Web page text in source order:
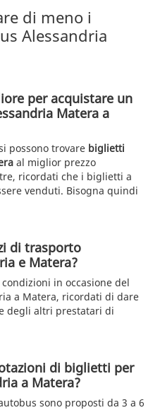
di meno i
Alessandria
per acquistare un
Matera a
possono trovare biglietti
al miglior prezzo
ricordati che i biglietti a
venduti. Bisogna quindi
di trasporto
e Matera?
in occasione del
a Matera, ricordati di dare
degli altri prestatari di
di biglietti per
a Matera?
sono proposti da 3 a 6